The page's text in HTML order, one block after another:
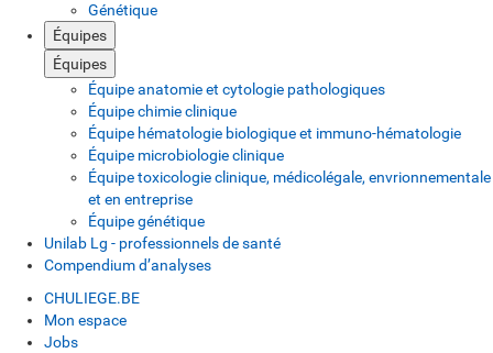
Génétique
Équipes
Équipes
Équipe anatomie et cytologie pathologiques
Équipe chimie clinique
Équipe hématologie biologique et immuno-hématologie
Équipe microbiologie clinique
Équipe toxicologie clinique, médicolégale, envrionnementale
et en entreprise
Équipe génétique
Unilab Lg - professionnels de santé
Compendium d’analyses
CHULIEGE.BE
Mon espace
Jobs